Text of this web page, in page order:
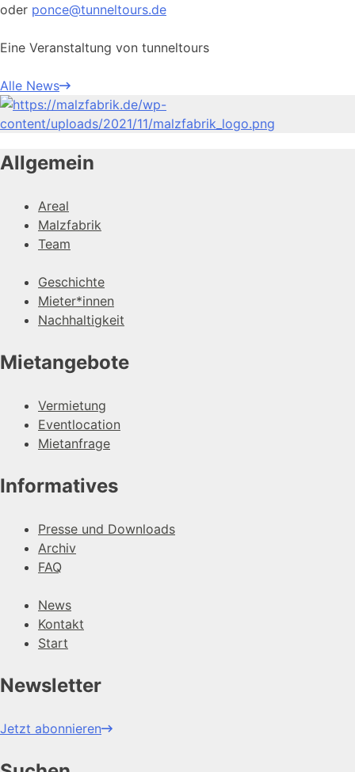
oder ponce@tunneltours.de
Eine Veranstaltung von tunneltours
Alle News
Allgemein
Areal
Malzfabrik
Team
Geschichte
Mieter*innen
Nachhaltigkeit
Mietangebote
Vermietung
Eventlocation
Mietanfrage
Informatives
Presse und Downloads
Archiv
FAQ
News
Kontakt
Start
Newsletter
Jetzt abonnieren